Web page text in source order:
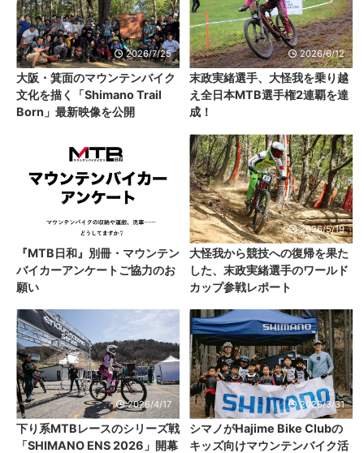
2026/7/25
大阪・箕面のマウンテンバイク
文化を描く「Shimano Trail
Born」最新映像を公開
2026/6/12
末政実緒選手、大怪我を乗り越
え全日本MTB選手権2連覇を達
成！
2026/6/11
『MTB日和』別冊・マウンテン
バイカーアンケートご協力のお
願い
2026/5/19
大怪我から競技への復帰を果た
した、末政実緒選手のワールド
カップ参戦レポート
2026/4/17
下り系MTBレースのシリーズ戦
「SHIMANO ENS 2026」開幕
2026/3/31
シマノがHajime Bike Clubの
キッズ向けマウンテンバイク活